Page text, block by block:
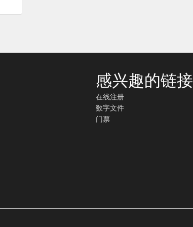
感兴趣的链接
在线注册
数字文件
门票